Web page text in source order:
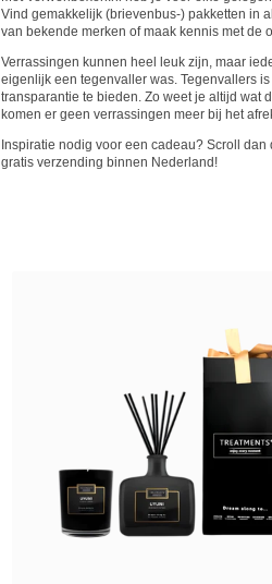
Vind gemakkelijk (brievenbus-) pakketten in
van bekende merken of maak kennis met de
Verrassingen kunnen heel leuk zijn, maar
eigenlijk een tegenvaller was. Tegenvallers
transparantie te bieden. Zo weet je altijd wat
komen er geen verrassingen meer bij het
Inspiratie nodig voor een cadeau? Scroll dan
gratis verzending binnen Nederland!